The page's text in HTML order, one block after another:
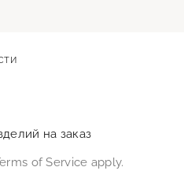
на заказ
of Service apply.